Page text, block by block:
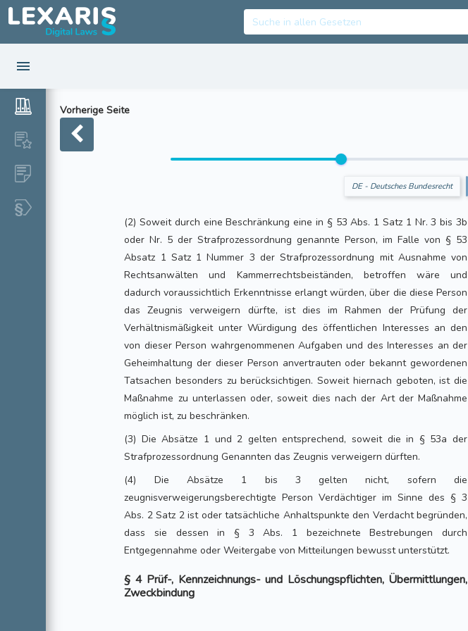
Vorherige Seite
DE - Deutsches Bundesrecht
(2) Soweit durch eine Beschränkung eine in § 53 Abs. 1 Satz 1 Nr. 3 bis 3b
oder Nr. 5 der Strafprozessordnung genannte Person, im Falle von § 53
Absatz 1 Satz 1 Nummer 3 der Strafprozessordnung mit Ausnahme von
Rechtsanwälten und Kammerrechtsbeiständen, betroffen wäre und
dadurch voraussichtlich Erkenntnisse erlangt würden, über die diese Person
das Zeugnis verweigern dürfte, ist dies im Rahmen der Prüfung der
Verhältnismäßigkeit unter Würdigung des öffentlichen Interesses an den
von dieser Person wahrgenommenen Aufgaben und des Interesses an der
Geheimhaltung der dieser Person anvertrauten oder bekannt gewordenen
Tatsachen besonders zu berücksichtigen. Soweit hiernach geboten, ist die
Maßnahme zu unterlassen oder, soweit dies nach der Art der Maßnahme
möglich ist, zu beschränken.
(3) Die Absätze 1 und 2 gelten entsprechend, soweit die in § 53a der
Strafprozessordnung Genannten das Zeugnis verweigern dürften.
(4) Die Absätze 1 bis 3 gelten nicht, sofern die
zeugnisverweigerungsberechtigte Person Verdächtiger im Sinne des § 3
Abs. 2 Satz 2 ist oder tatsächliche Anhaltspunkte den Verdacht begründen,
dass sie dessen in § 3 Abs. 1 bezeichnete Bestrebungen durch
Entgegennahme oder Weitergabe von Mitteilungen bewusst unterstützt.
§ 4 Prüf-, Kennzeichnungs- und Löschungspflichten, Übermittlungen,
Zweckbindung